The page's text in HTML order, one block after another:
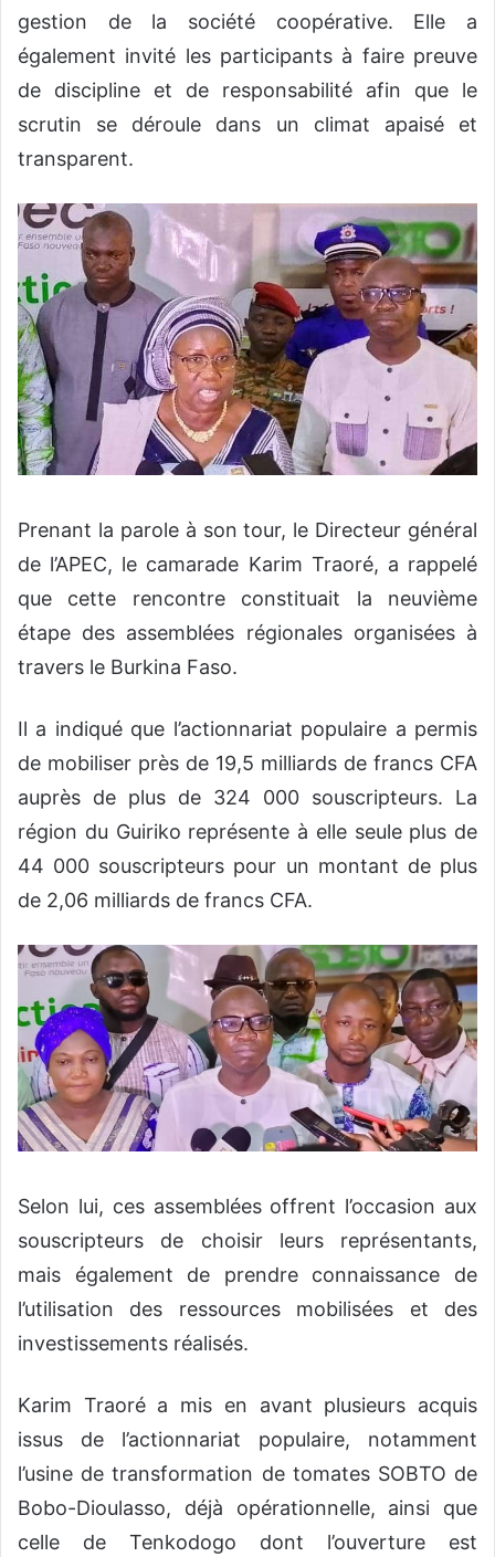
gestion de la société coopérative. Elle a
également invité les participants à faire preuve
de discipline et de responsabilité afin que le
scrutin se déroule dans un climat apaisé et
transparent.
Prenant la parole à son tour, le Directeur général
de l’APEC, le camarade Karim Traoré, a rappelé
que cette rencontre constituait la neuvième
étape des assemblées régionales organisées à
travers le Burkina Faso.
Il a indiqué que l’actionnariat populaire a permis
de mobiliser près de 19,5 milliards de francs CFA
auprès de plus de 324 000 souscripteurs. La
région du Guiriko représente à elle seule plus de
44 000 souscripteurs pour un montant de plus
de 2,06 milliards de francs CFA.
Selon lui, ces assemblées offrent l’occasion aux
souscripteurs de choisir leurs représentants,
mais également de prendre connaissance de
l’utilisation des ressources mobilisées et des
investissements réalisés.
Karim Traoré a mis en avant plusieurs acquis
issus de l’actionnariat populaire, notamment
l’usine de transformation de tomates SOBTO de
Bobo-Dioulasso, déjà opérationnelle, ainsi que
celle de Tenkodogo dont l’ouverture est